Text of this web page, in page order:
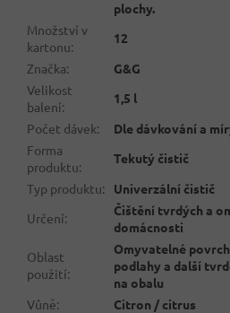
plochy.
Množství v
kartonu:
12
Značka:
G&G
Velikost
balení:
1,5 l
Počet dávek:
Dle dávkování a
Forma
produktu:
Tekutý čistič
Typ produktu:
Univerzální čistič
Určení:
Čištění tvrdých a
domácnosti
Oblast
použití:
Omyvatelné
podlahy a další
na obalu
Vůně: Citron / citrus